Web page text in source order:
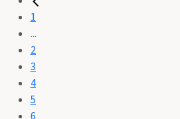
1
...
2
3
4
5
6